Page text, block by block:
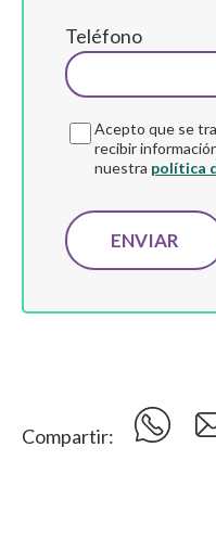
Teléfono
Acepto que se
recibir
nuestra política
Compartir: